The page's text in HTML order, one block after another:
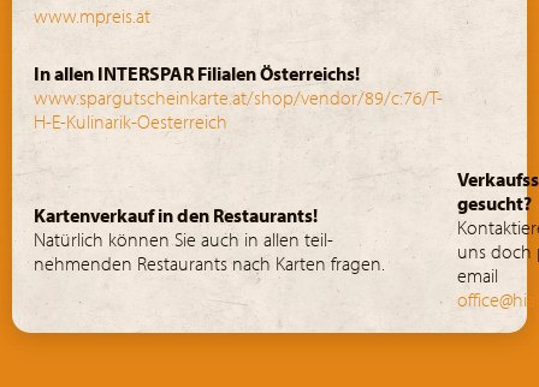
Kontakt:
HIALTEC Alexander Hinteregger
DI(FH) Alexander Hinteregger - Einzelunternehmer
Mahd 15a
6972 Fussach | Österreich
E-Mail: office@hialtec.com